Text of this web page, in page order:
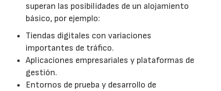
superan las posibilidades de un alojamiento
básico, por ejemplo:
Tiendas digitales con variaciones
importantes de tráfico.
Aplicaciones empresariales y plataformas de
gestión.
Entornos de prueba y desarrollo de